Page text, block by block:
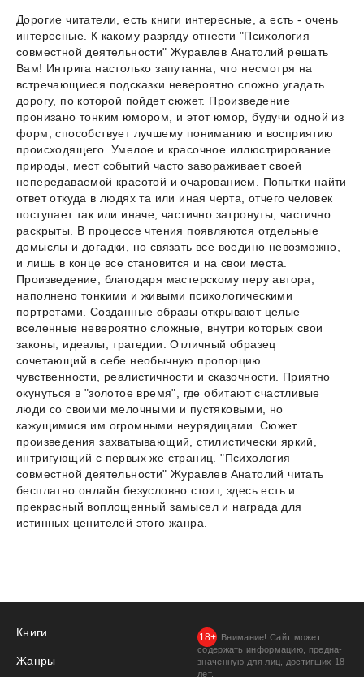
Дорогие читатели, есть книги интересные, а есть - очень
интересные. К какому разряду отнести "Психология
совместной деятельности" Журавлев Анатолий решать
Вам! Интрига настолько запутанна, что несмотря на
встречающиеся подсказки невероятно сложно угадать
дорогу, по которой пойдет сюжет. Произведение
пронизано тонким юмором, и этот юмор, будучи одной из
форм, способствует лучшему пониманию и восприятию
происходящего. Умелое и красочное иллюстрирование
природы, мест событий часто завораживает своей
непередаваемой красотой и очарованием. Попытки найти
ответ откуда в людях та или иная черта, отчего человек
поступает так или иначе, частично затронуты, частично
раскрыты. В процессе чтения появляются отдельные
домыслы и догадки, но связать все воедино невозможно,
и лишь в конце все становится и на свои места.
Произведение, благодаря мастерскому перу автора,
наполнено тонкими и живыми психологическими
портретами. Созданные образы открывают целые
вселенные невероятно сложные, внутри которых свои
законы, идеалы, трагедии. Отличный образец
сочетающий в себе необычную пропорцию
чувственности, реалистичности и сказочности. Приятно
окунуться в "золотое время", где обитают счастливые
люди со своими мелочными и пустяковыми, но
кажущимися им огромными неурядицами. Сюжет
произведения захватывающий, стилистически яркий,
интригующий с первых же страниц. "Психология
совместной деятельности" Журавлев Анатолий читать
бесплатно онлайн безусловно стоит, здесь есть и
прекрасный воплощенный замысел и награда для
истинных ценителей этого жанра.
Книги
Жанры
Внимание! Сайт может
содержать информацию, предна­
значенную для лиц, дости­гших 18
лет.